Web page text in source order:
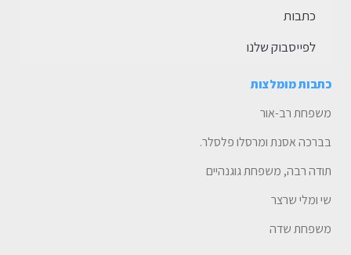
כתבות
לפייסבוק שלנו
כתבות מומלצות
משפחת רב-אור
בברכה אסנת ומרסלו פלסלר.
תודה רבה, משפחת גוגנהיים
שי ומלי שרצר
משפחת שדה